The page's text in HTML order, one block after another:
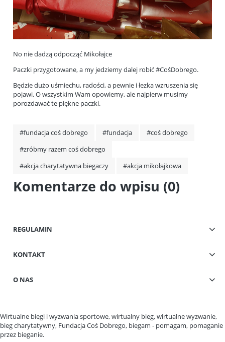
No nie dadzą odpocząć Mikołajce
Paczki przygotowane, a my jedziemy dalej robić#CośDobrego.
Będzie dużo uśmiechu, radości, a pewnie i łezka wzruszenia się
pojawi. O wszystkim Wam opowiemy, ale najpierw musimy
porozdawać te piękne paczki.
#fundacja coś dobrego #fundacja
#coś dobrego
#zróbmy razem coś dobrego
#akcja charytatywna biegaczy
#akcja mikołajkowa
Komentarze do wpisu (0)
REGULAMIN
KONTAKT
O NAS
Wirtualne biegi i wyzwania sportowe, wirtualny bieg, wirtualne wyzwanie,
bieg charytatywny, Fundacja Coś Dobrego, biegam - pomagam, pomaganie
przez bieganie.